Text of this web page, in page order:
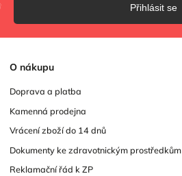
O nákupu
Doprava a platba
Kamenná prodejna
Vrácení zboží do 14 dnů
Dokumenty ke zdravotnickým prostředkům
Reklamační řád k ZP
Přihlásit se